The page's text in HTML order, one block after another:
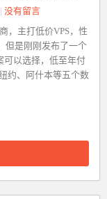
没有留言
，主打低价VPS，性
但是刚刚发布了一个
可以选择，低至年付
约、阿什本等五个数